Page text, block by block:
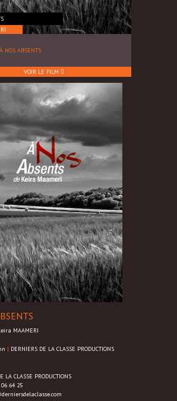
À NOS ABSENTS
VOIR LE FILM
MAAMERI
| DERNIERS DE LA CLASSE PRODUCTIONS
LA CLASSE PRODUCTIONS
64 25